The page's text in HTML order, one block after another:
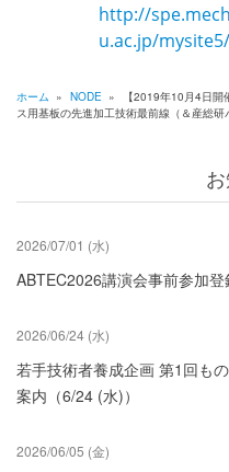
http://
u.ac.jp/
パ
く
ず
ホーム » NODE »
【2019年10月4日
ス用基板の先進加工技術最前線（＆産総研
2026/07/01 (水)
ABTEC2026講演会事前参加
2026/06/24 (水)
若手技術者養成企画 第1回も
案内（6/24 (水)）
2026/06/05 (金)